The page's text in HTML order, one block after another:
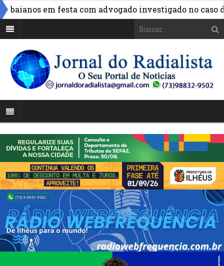
em festa com advogado investigado no caso do